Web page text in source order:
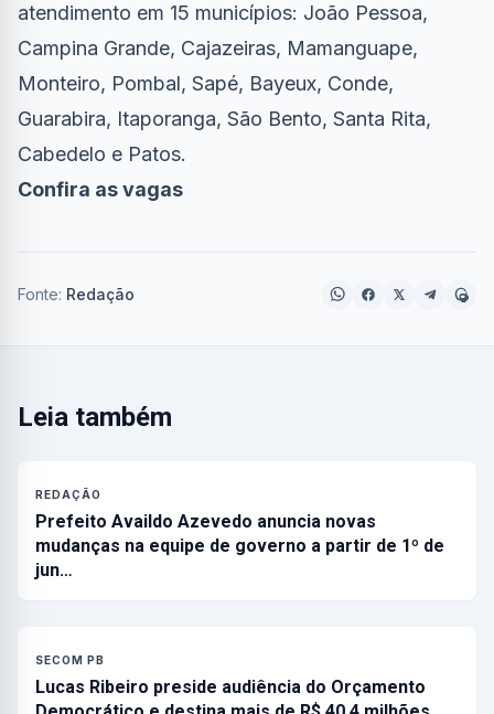
atendimento em 15 municípios: João Pessoa,
Campina Grande, Cajazeiras, Mamanguape,
Monteiro, Pombal, Sapé, Bayeux, Conde,
Guarabira, Itaporanga, São Bento, Santa Rita,
Cabedelo e Patos.
Confira as vagas
Fonte: Redação
Leia também
REDAÇÃO
Prefeito Availdo Azevedo anuncia novas
mudanças na equipe de governo a partir de 1º de
jun…
SECOM PB
Lucas Ribeiro preside audiência do Orçamento